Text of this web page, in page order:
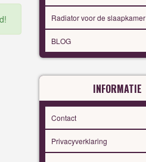
Radiator voor de slaapkamer
BLOG
INFORMATIE
Contact
Privacyverklaring